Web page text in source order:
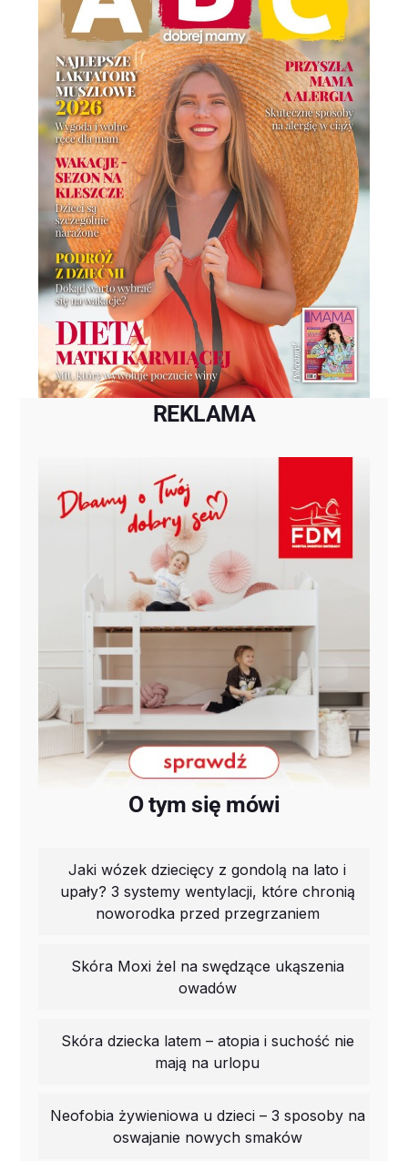
REKLAMA
O tym się mówi
Jaki wózek dziecięcy z gondolą na lato i
upały? 3 systemy wentylacji, które chronią
noworodka przed przegrzaniem
Skóra Moxi żel na swędzące ukąszenia
owadów
Skóra dziecka latem – atopia i suchość nie
mają na urlopu
Neofobia żywieniowa u dzieci – 3 sposoby na
oswajanie nowych smaków